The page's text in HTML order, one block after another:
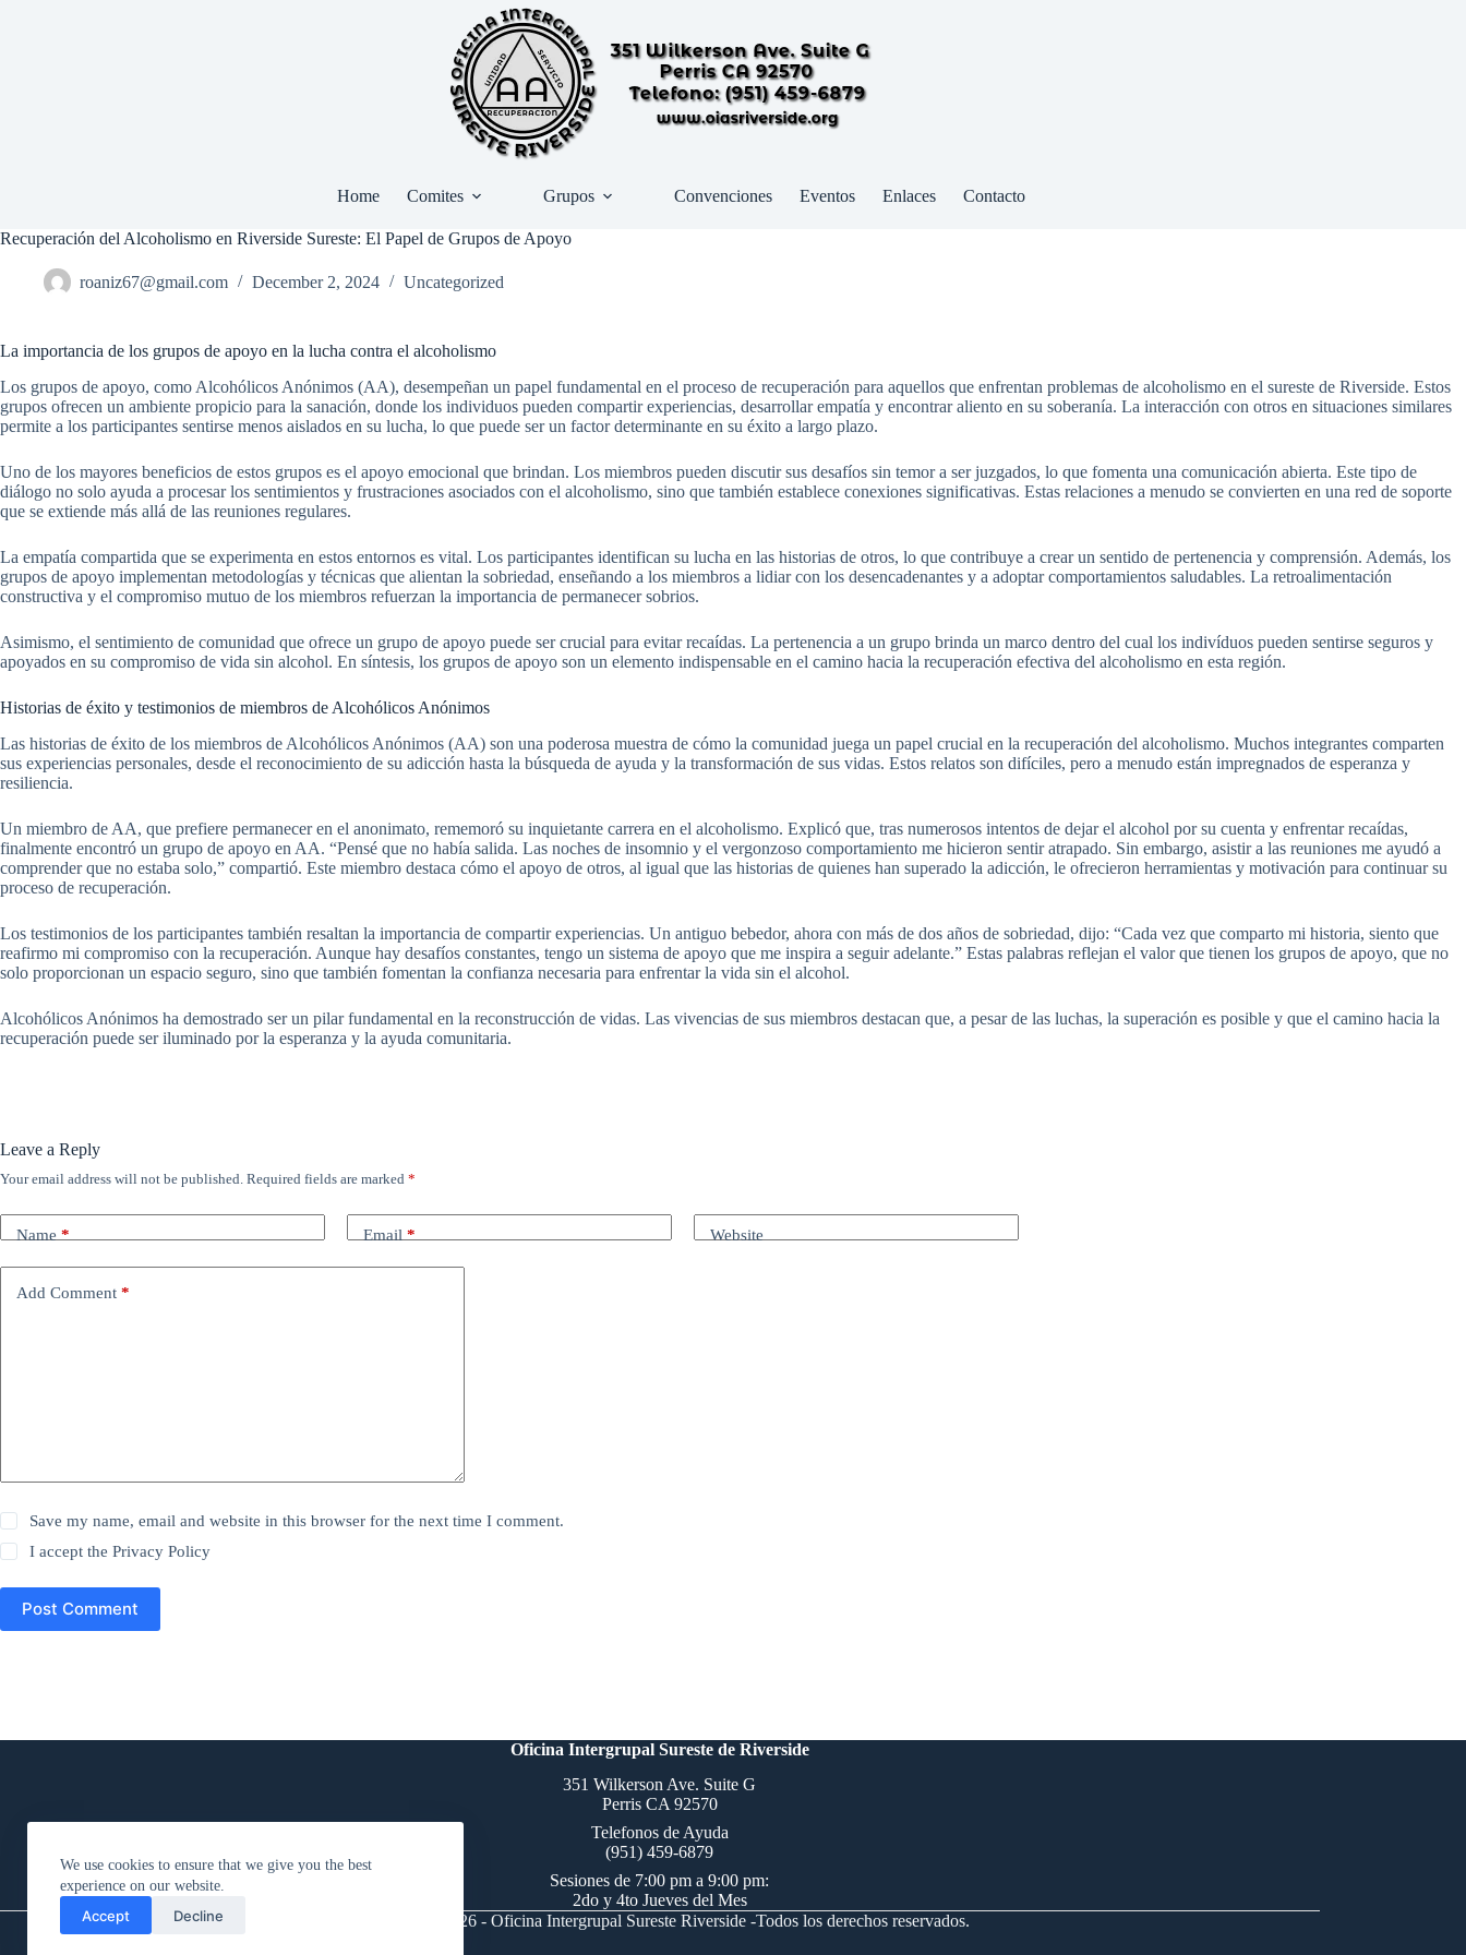
We use cookies to ensure that we give you the best
experience on our website.
Accept Decline
Home Comites Grupos Convenciones Eventos Enlaces Contacto
Recuperación del Alcoholismo en Riverside Sureste: El Papel de Grupos de Apoyo
roaniz67@gmail.com December 2, 2024 Uncategorized
La importancia de los grupos de apoyo en la lucha contra el alcoholismo
Los grupos de apoyo, como Alcohólicos Anónimos (AA), desempeñan un papel fundamental en el proceso de recuperación para aquellos que enfrentan problemas de alcoholismo en el sureste de Riverside. Estos
grupos ofrecen un ambiente propicio para la sanación, donde los individuos pueden compartir experiencias, desarrollar empatía y encontrar aliento en su soberanía. La interacción con otros en situaciones similares
permite a los participantes sentirse menos aislados en su lucha, lo que puede ser un factor determinante en su éxito a largo plazo.
Uno de los mayores beneficios de estos grupos es el apoyo emocional que brindan. Los miembros pueden discutir sus desafíos sin temor a ser juzgados, lo que fomenta una comunicación abierta. Este tipo de
diálogo no solo ayuda a procesar los sentimientos y frustraciones asociados con el alcoholismo, sino que también establece conexiones significativas. Estas relaciones a menudo se convierten en una red de soporte
que se extiende más allá de las reuniones regulares.
La empatía compartida que se experimenta en estos entornos es vital. Los participantes identifican su lucha en las historias de otros, lo que contribuye a crear un sentido de pertenencia y comprensión. Además, los
grupos de apoyo implementan metodologías y técnicas que alientan la sobriedad, enseñando a los miembros a lidiar con los desencadenantes y a adoptar comportamientos saludables. La retroalimentación
constructiva y el compromiso mutuo de los miembros refuerzan la importancia de permanecer sobrios.
Asimismo, el sentimiento de comunidad que ofrece un grupo de apoyo puede ser crucial para evitar recaídas. La pertenencia a un grupo brinda un marco dentro del cual los indivíduos pueden sentirse seguros y
apoyados en su compromiso de vida sin alcohol. En síntesis, los grupos de apoyo son un elemento indispensable en el camino hacia la recuperación efectiva del alcoholismo en esta región.
Historias de éxito y testimonios de miembros de Alcohólicos Anónimos
Las historias de éxito de los miembros de Alcohólicos Anónimos (AA) son una poderosa muestra de cómo la comunidad juega un papel crucial en la recuperación del alcoholismo. Muchos integrantes comparten
sus experiencias personales, desde el reconocimiento de su adicción hasta la búsqueda de ayuda y la transformación de sus vidas. Estos relatos son difíciles, pero a menudo están impregnados de esperanza y
resiliencia.
Un miembro de AA, que prefiere permanecer en el anonimato, rememoró su inquietante carrera en el alcoholismo. Explicó que, tras numerosos intentos de dejar el alcohol por su cuenta y enfrentar recaídas,
finalmente encontró un grupo de apoyo en AA. “Pensé que no había salida. Las noches de insomnio y el vergonzoso comportamiento me hicieron sentir atrapado. Sin embargo, asistir a las reuniones me ayudó a
comprender que no estaba solo,” compartió. Este miembro destaca cómo el apoyo de otros, al igual que las historias de quienes han superado la adicción, le ofrecieron herramientas y motivación para continuar su
proceso de recuperación.
Los testimonios de los participantes también resaltan la importancia de compartir experiencias. Un antiguo bebedor, ahora con más de dos años de sobriedad, dijo: “Cada vez que comparto mi historia, siento que
reafirmo mi compromiso con la recuperación. Aunque hay desafíos constantes, tengo un sistema de apoyo que me inspira a seguir adelante.” Estas palabras reflejan el valor que tienen los grupos de apoyo, que no
solo proporcionan un espacio seguro, sino que también fomentan la confianza necesaria para enfrentar la vida sin el alcohol.
Alcohólicos Anónimos ha demostrado ser un pilar fundamental en la reconstrucción de vidas. Las vivencias de sus miembros destacan que, a pesar de las luchas, la superación es posible y que el camino hacia la
recuperación puede ser iluminado por la esperanza y la ayuda comunitaria.
Leave a Reply
Your email address will not be published. Required fields are marked *
Name * Email * Website
Add Comment *
Save my name, email and website in this browser for the next time I comment.
I accept thePrivacy Policy
Post Comment
Oficina Intergrupal Sureste de Riverside
351 Wilkerson Ave. Suite G
Perris CA 92570
Telefonos de Ayuda
(951) 459-6879
Sesiones de 7:00 pm a 9:00 pm:
2do y 4to Jueves del Mes
Copyright © 2026 - Oficina Intergrupal Sureste Riverside -Todos los derechos reservados.